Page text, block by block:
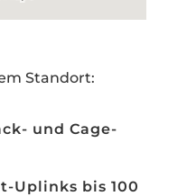
Standort:
und Cage-
Uplinks bis 100